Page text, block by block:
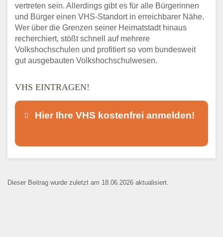
vertreten sein. Allerdings gibt es für alle Bürgerinnen
und Bürger einen VHS-Standort in erreichbarer Nähe.
Wer über die Grenzen seiner Heimatstadt hinaus
recherchiert, stößt schnell auf mehrere
Volkshochschulen und profitiert so vom bundesweit
gut ausgebauten Volkshochschulwesen.
VHS EINTRAGEN!
Hier Ihre VHS kostenfrei anmelden!
Kontaktaufnahme und ist nicht
Dieser Beitrag wurde zuletzt am 18.06.2026 aktualisiert.